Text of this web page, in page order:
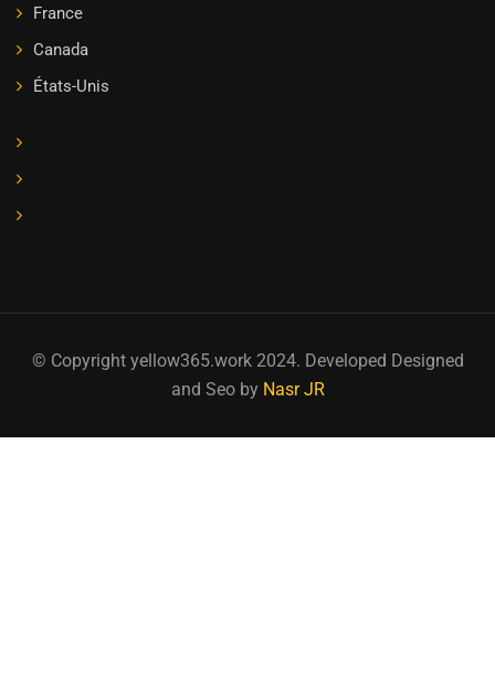
France
Canada
États-Unis
© Copyright yellow365.work 2024. Developed Designed
and Seo by Nasr JR